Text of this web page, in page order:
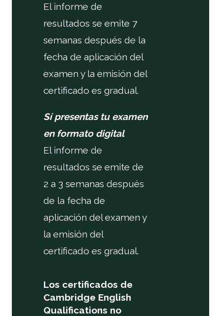
El informe de
resultados se emite 7
semanas después de la
fecha de aplicación del
examen y la emisión del
certificado es gradual.
Sí presentas tu examen
en formato digital
El informe de
resultados se emite de
2 a 3 semanas después
de la fecha de
aplicación del examen y
la emisión del
certificado es gradual.
Los certificados de
Cambridge English
Qualifications no